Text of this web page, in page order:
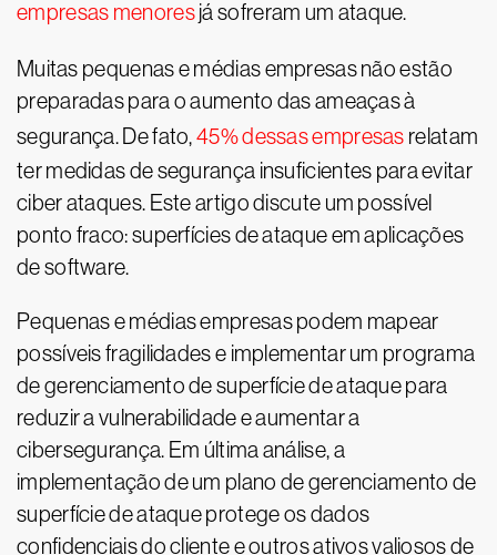
empresas menoresjá sofreram um ataque.
Muitas pequenas e médias empresas não estão
preparadas para o aumento das ameaças à
segurança. De fato,45% dessas empresas relatam
ter medidas de segurança insuficientes para evitar
ciber ataques. Este artigo discute um possível
ponto fraco: superfícies de ataque em aplicações
de software.
Pequenas e médias empresas podem mapear
possíveis fragilidades e implementar um programa
de gerenciamento de superfície de ataque para
reduzir a vulnerabilidade e aumentar a
cibersegurança. Em última análise, a
implementação de um plano de gerenciamento de
superfície de ataque protege os dados
confidenciais do cliente e outros ativos valiosos de